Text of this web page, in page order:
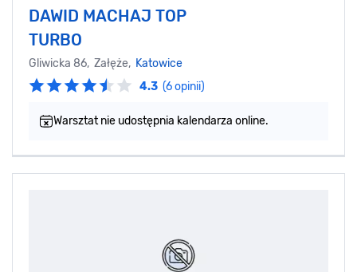
DAWID MACHAJ TOP
TURBO
Gliwicka 86, Załęże, Katowice
4.3 (6 opinii)
Warsztat nie udostępnia kalendarza online.